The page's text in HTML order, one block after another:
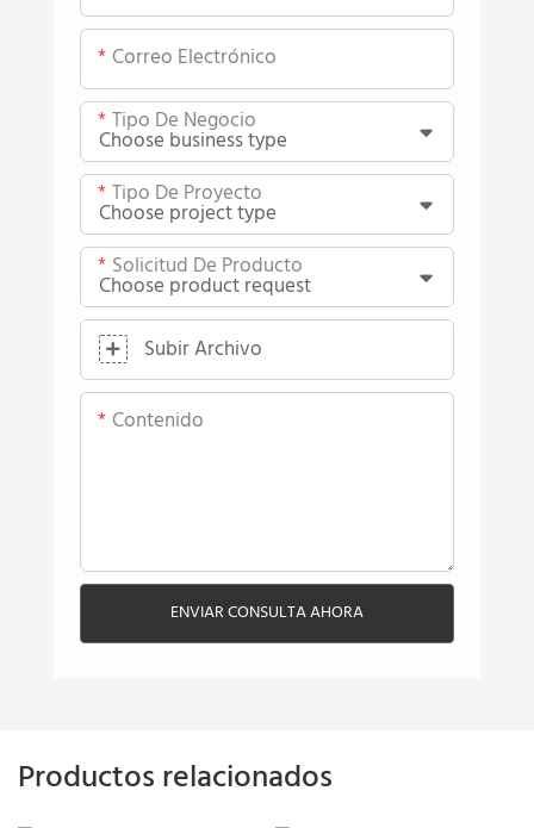
Correo Electrónico
Tipo De Negocio
Tipo De Proyecto
Solicitud De Producto
Subir Archivo
Contenido
ENVIAR CONSULTA AHORA
Productos relacionados